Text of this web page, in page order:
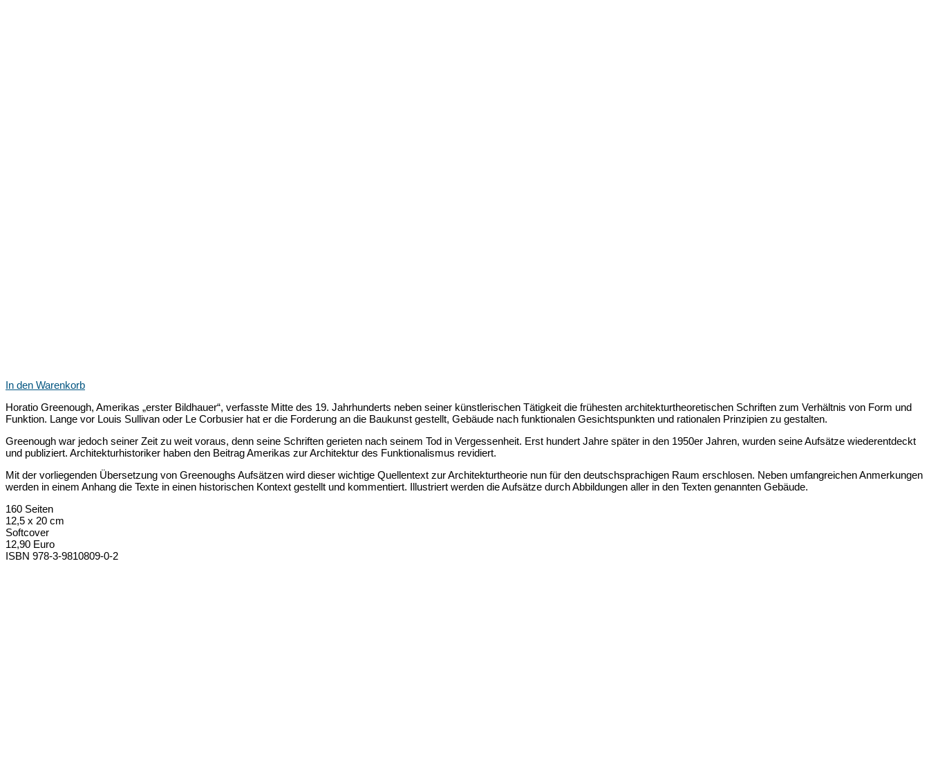
In den Warenkorb
Horatio Greenough, Amerikas „erster Bildhauer“, verfasste Mitte des 19. Jahrhunderts neben seiner künstlerischen Tätigkeit die frühesten architekturtheoretischen Schriften zum Verhältnis von Form und
Funktion. Lange vor Louis Sullivan oder Le Corbusier hat er die Forderung an die Baukunst gestellt, Gebäude nach funktionalen Gesichtspunkten und rationalen Prinzipien zu gestalten.
Greenough war jedoch seiner Zeit zu weit voraus, denn seine Schriften gerieten nach seinem Tod in Vergessenheit. Erst hundert Jahre später in den 1950er Jahren, wurden seine Aufsätze wiederentdeckt
und publiziert. Architekturhistoriker haben den Beitrag Amerikas zur Architektur des Funktionalismus revidiert.
Mit der vorliegenden Übersetzung von Greenoughs Aufsätzen wird dieser wichtige Quellentext zur Architekturtheorie nun für den deutschsprachigen Raum erschlosen. Neben umfangreichen Anmerkungen
werden in einem Anhang die Texte in einen historischen Kontext gestellt und kommentiert. Illustriert werden die Aufsätze durch Abbildungen aller in den Texten genannten Gebäude.
160 Seiten
12,5 x 20 cm
Softcover
12,90 Euro
ISBN 978-3-9810809-0-2